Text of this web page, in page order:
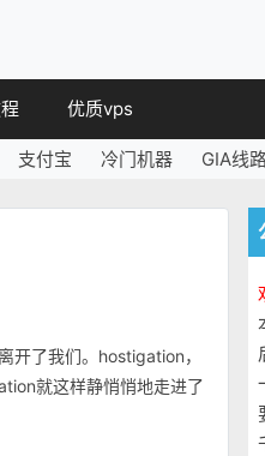
优质vps
支付宝 冷门机器 GIA线
开了我们。hostigation，
就这样静悄悄地走进了